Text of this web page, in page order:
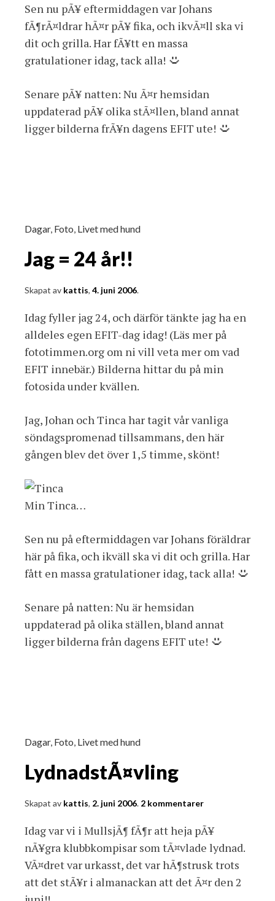
Sen nu pÃ¥ eftermiddagen var Johans
fÃ¶rÃ¤ldrar hÃ¤r pÃ¥ fika, och ikvÃ¤ll ska vi
dit och grilla. Har fÃ¥tt en massa
gratulationer idag, tack alla!
Senare pÃ¥ natten: Nu Ã¤r hemsidan
uppdaterad pÃ¥ olika stÃ¤llen, bland annat
ligger bilderna frÃ¥n dagens EFIT ute!
Dagar, Foto Livet med hund
Jag = 24 år!!
Skapat av kattis, 4. juni 2006.
Idag fyller jag 24, och därför tänkte jag ha en
alldeles egen EFIT-dag idag! (Läs mer på
fototimmen.org om ni vill veta mer om vad
EFIT innebär.) Bilderna hittar du på min
fotosida under kvällen.
Jag, Johan och Tinca har tagit vår vanliga
söndagspromenad tillsammans, den här
gången blev det över 1,5 timme, skönt!
Min Tinca…
Sen nu på eftermiddagen var Johans föräldrar
här på fika, och ikväll ska vi dit och grilla. Har
fått en massa gratulationer idag, tack alla!
Senare på natten: Nu är hemsidan
uppdaterad på olika ställen, bland annat
ligger bilderna från dagens EFIT ute!
Dagar, Foto Livet med hund
LydnadstÃ¤vling
Skapat av kattis, 2. juni 2006. 2 kommentarer
Idag var vi i MullsjÃ¶ fÃ¶r att heja pÃ¥
nÃ¥gra klubbkompisar som tÃ¤vlade lydnad.
VÃ¤dret var urkasst, det var hÃ¶strusk trots
att det stÃ¥r i almanackan att det Ã¤r den 2